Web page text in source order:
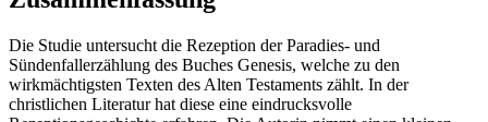
Die Studie untersucht die Rezeption der Paradies- und
Sündenfallerzählung des Buches Genesis, welche zu den
wirkmächtigsten Texten des Alten Testaments zählt. In der
christlichen Literatur hat diese eine eindrucksvolle